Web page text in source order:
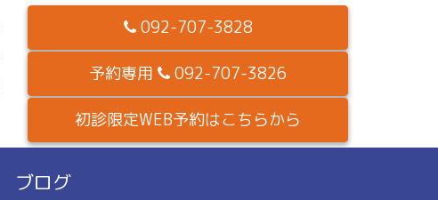
092-707-3828
予約専用 092-707-3826
初診限定WEB予約はこちらから
ブログ